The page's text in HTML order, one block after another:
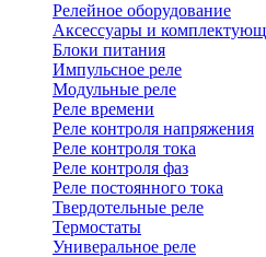
Релейное оборудование
Аксессуары и
Блоки питания
Импульсное реле
Модульные реле
Реле времени
Реле контроля напряжения
Реле контроля тока
Реле контроля фаз
Реле постоянного тока
Твердотельные реле
Термостаты
Универальное реле